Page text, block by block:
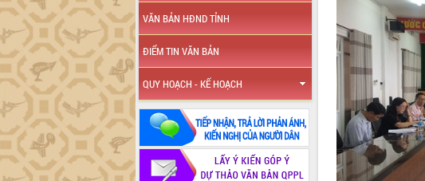
VĂN BẢN HĐND TỈNH
ĐIỂM TIN VĂN BẢN
QUY HOẠCH - KẾ HOẠCH